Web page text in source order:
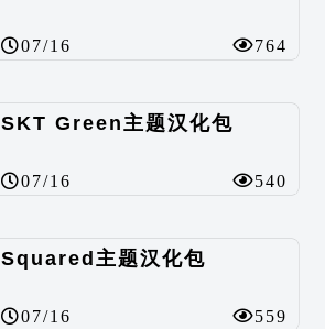
07/16 764
SKT Green主题汉化包
07/16 540
Squared主题汉化包
07/16 559